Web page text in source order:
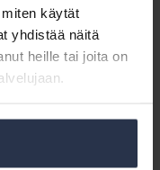
käytät
yhdistää näitä
heille tai joita on